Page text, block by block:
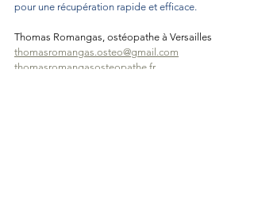
pour une récupération rapide et efficace.
Thomas Romangas, ostéopathe à Versailles
thomasromangas.osteo@gmail.com
thomasromangasosteopathe.fr